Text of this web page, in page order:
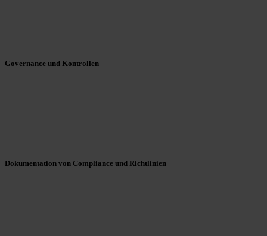
Governance und Kontrollen
Dokumentation von Compliance und Richtlinien